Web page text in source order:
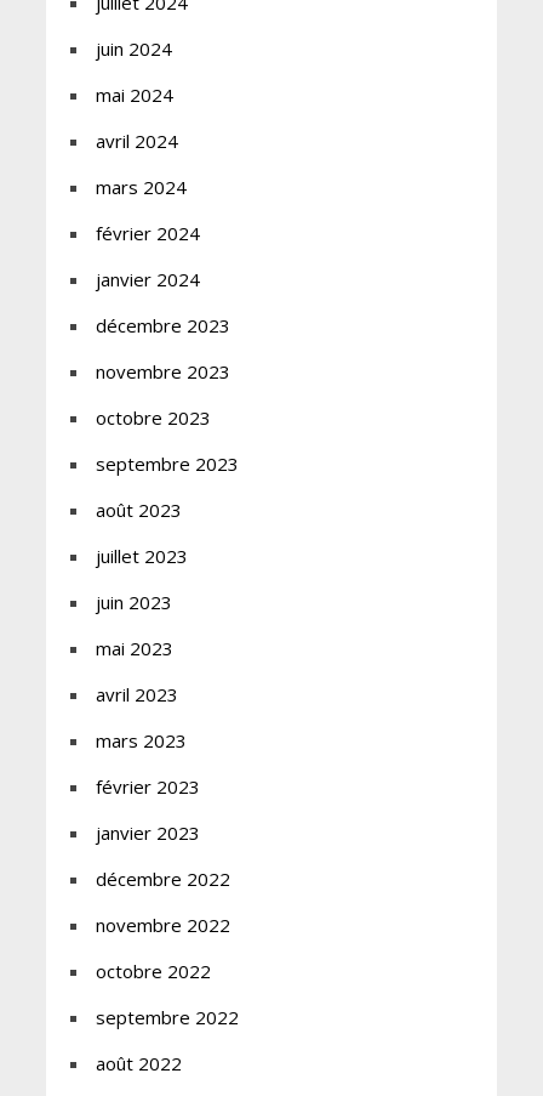
juin 2024
mai 2024
avril 2024
mars 2024
février 2024
janvier 2024
décembre 2023
novembre 2023
octobre 2023
septembre 2023
août 2023
juillet 2023
juin 2023
mai 2023
avril 2023
mars 2023
février 2023
janvier 2023
décembre 2022
novembre 2022
octobre 2022
septembre 2022
août 2022